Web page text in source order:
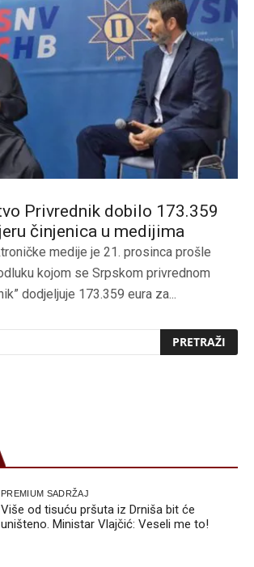
Privrednik dobilo 173.359
činjenica u medijima
medije je 21. prosinca prošle
kojom se Srpskom privrednom
dodjeljuje 173.359 eura za...
PREMIUM SADRŽAJ
Više od tisuću pršuta iz Drniša bit će
uništeno. Ministar Vlajčić: Veseli me to!